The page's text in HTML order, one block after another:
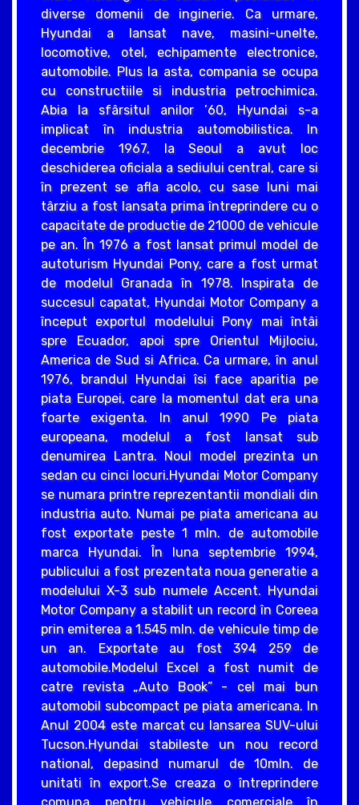
diverse domenii de inginerie. Ca urmare,
Hyundai a lansat nave, masini-unelte,
locomotive, otel, echipamente electronice,
automobile. Plus la asta, compania se ocupa
cu constructiile si industria petrochimica.
Abia la sfârsitul anilor ’60, Hyundai s-a
implicat în industria automobilistica. In
decembrie 1967, la Seoul a avut loc
deschiderea oficiala a sediului central, care si
în prezent se afla acolo, cu sase luni mai
târziu a fost lansata prima întreprindere cu o
capacitate de productie de 21000 de vehicule
pe an. În 1976 a fost lansat primul model de
autoturism Hyundai Pony, care a fost urmat
de modelul Granada în 1978. Inspirata de
succesul capatat, Hyundai Motor Company a
început exportul modelului Pony mai întâi
spre Ecuador, apoi spre Orientul Mijlociu,
America de Sud si Africa. Ca urmare, în anul
1976, brandul Hyundai îsi face aparitia pe
piata Europei, care la momentul dat era una
foarte exigenta. In anul 1990 Pe piata
europeana, modelul a fost lansat sub
denumirea Lantra. Noul model prezinta un
sedan cu cinci locuri.Hyundai Motor Company
se numara printre reprezentantii mondiali din
industria auto. Numai pe piata americana au
fost exportate peste 1 mln. de automobile
marca Hyundai. În luna septembrie 1994,
publicului a fost prezentata noua generatie a
modelului X-3 sub numele Accent. Hyundai
Motor Company a stabilit un record în Coreea
prin emiterea a 1.545 mln. de vehicule timp de
un an. Exportate au fost 394 259 de
automobile.Modelul Excel a fost numit de
catre revista „Auto Book” - cel mai bun
automobil subcompact pe piata americana. In
Anul 2004 este marcat cu lansarea SUV-ului
Tucson.Hyundai stabileste un nou record
national, depasind numarul de 10mln. de
unitati în export.Se creaza o întreprindere
comuna pentru vehicule comerciale în